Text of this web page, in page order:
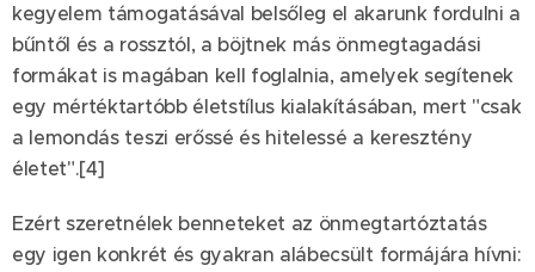
kegyelem támogatásával belsőleg el akarunk fordulni a
bűntől és a rossztól, a böjtnek más önmegtagadási
formákat is magában kell foglalnia, amelyek segítenek
egy mértéktartóbb életstílus kialakításában, mert "csak
a lemondás teszi erőssé és hitelessé a keresztény
életet".[4]
Ezért szeretnélek benneteket az önmegtartóztatás
egy igen konkrét és gyakran alábecsült formájára hívni: